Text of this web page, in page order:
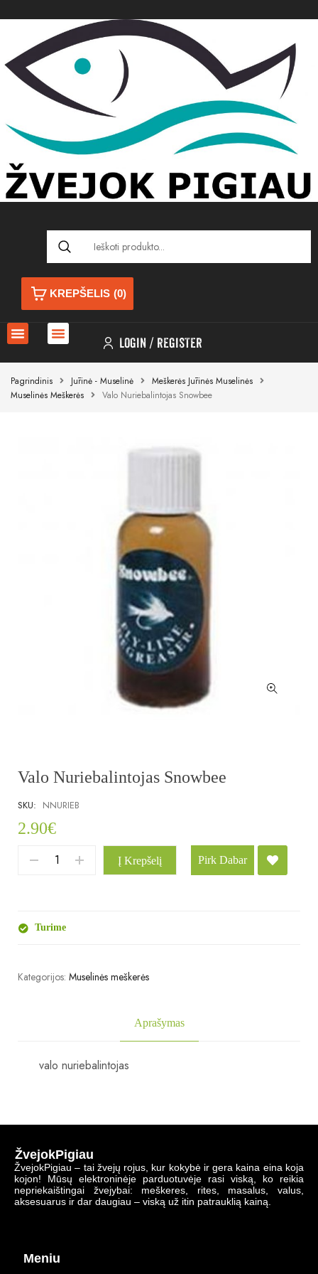
KREPŠELIS (0)
LOGIN REGISTER
Pagrindinis Jūrinė - Muselinė
Meškerės Jūrinės Muselinės
Muselinės Meškerės
Valo Nuriebalintojas Snowbee
Valo Nuriebalintojas Snowbee
SKU: NNURIEB
2.90€
Į Krepšelį Pirk Dabar
Turime
Kategorijos: Muselinės meškerės
Aprašymas
valo nuriebalintojas
ŽvejokPigiau
ŽvejokPigiau – tai žvejų rojus, kur kokybė ir gera kaina eina koja
kojon! Mūsų elektroninėje parduotuvėje rasi viską, ko reikia
nepriekaištingai žvejybai: meškeres, rites, masalus, valus,
aksesuarus ir dar daugiau – viską už itin patrauklią kainą.
Meniu